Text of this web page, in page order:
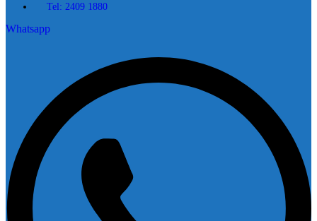
Tel: 2409 1880
Whatsapp